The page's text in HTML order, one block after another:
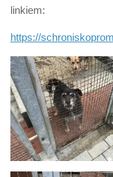
linkiem:
https://